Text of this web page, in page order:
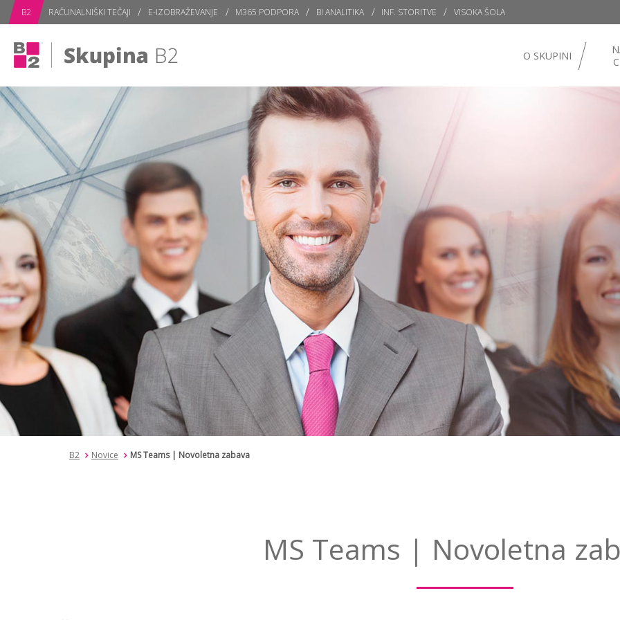
B2 RAČUNALNIŠKI TEČAJI E-IZOBRAŽEVANJE M365 PODPORA BI ANALITIKA INF. STORITVE VISOKA ŠOLA
O SKUPINI
subPage
B2 Novice MS Teams | Novoletna zabava
MS Teams | Novoletna